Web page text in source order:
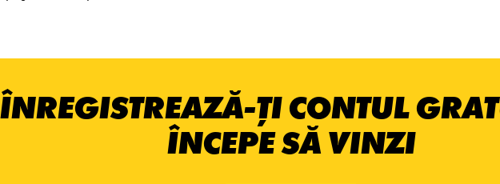
ÎNREGISTREAZĂ-ȚI CONTUL
ÎNCEPE SĂ VINZI